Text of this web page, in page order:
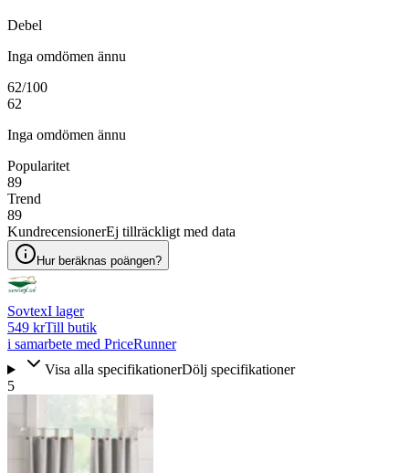
Debel
Inga omdömen ännu
62/100
62
Inga omdömen ännu
Popularitet
89
Trend
89
KundrecensionerEj tillräckligt med data
Hur beräknas poängen?
SovtexI lager
549 krTill butik
i samarbete med PriceRunner
Visa alla specifikationerDölj specifikationer
5